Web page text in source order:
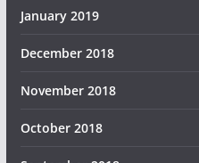
January 2019
December 2018
November 2018
October 2018